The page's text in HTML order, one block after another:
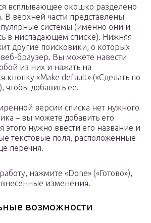
всплывающее окошко разделено
В верхней части представлены
системы (именно они и
в ниспадающем списке). Нижняя
другие поисковики, о которых
браузер. Вы можете навести
из них и нажать на
кнопку «Make default» («Сделать по
чтобы добавить ее.
версии списка нет нужного
– вы можете добавить его
этого нужно ввести его название и
текстовые поля, расположенные
перечня.
нажмите «Done» («Готово»),
внесенные изменения.
возможности